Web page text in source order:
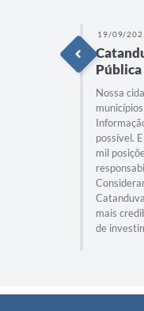
19/09/
Pública
Nossa
possível.
mil
mais
de